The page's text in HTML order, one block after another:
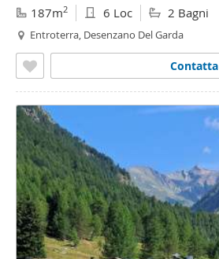
187m2 6 Loc 2 Bagni
Entroterra, Desenzano Del Garda
Contatta